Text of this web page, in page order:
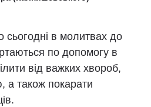
сьогодні в молитвах до
по допомогу в
від важких хвороб,
а також покарати